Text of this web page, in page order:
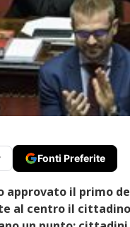
Fonti Preferite
approvato il primo
al centro il